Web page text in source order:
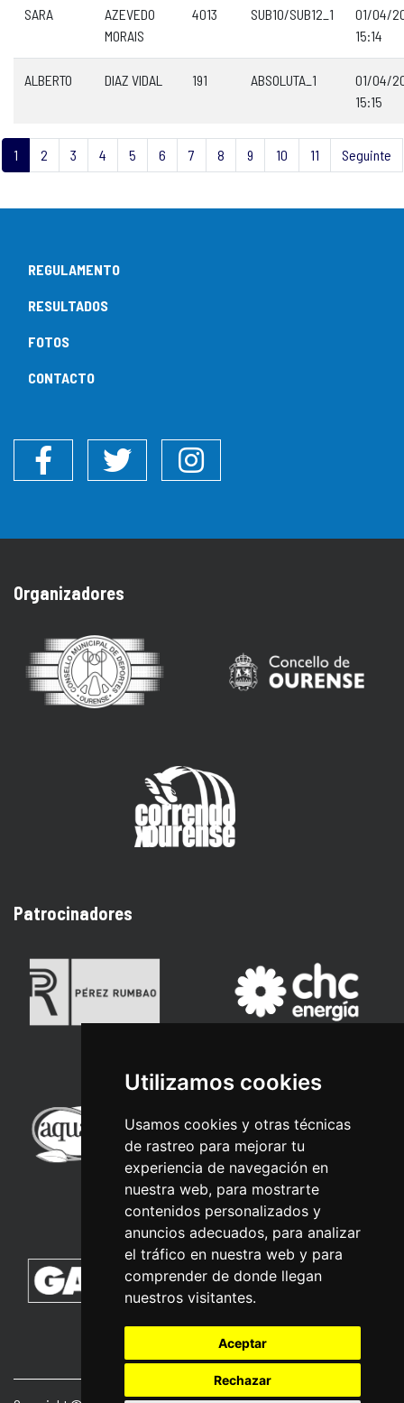
Utilizamos cookies
Usamos cookies y otras técnicas
de rastreo para mejorar tu
experiencia de navegación en
nuestra web, para mostrarte
contenidos personalizados y
anuncios adecuados, para analizar
el tráfico en nuestra web y para
comprender de donde llegan
nuestros visitantes.
Aceptar
Rechazar
SARA
AZEVEDO
MORAIS
4013 SUB10/SUB12_1
01/04/
15:14
ALBERTO DIAZ VIDAL 191 ABSOLUTA_1
01/04/
15:15
1 2 3 4 5 6 7 8 9 10 11 Seguinte
REGULAMENTO
RESULTADOS
FOTOS
CONTACTO
Twitter Instagram
Organizadores
Patrocinadores